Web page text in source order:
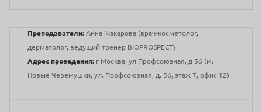
Преподаватели: Анна Макарова (врач-косметолог,
дерматолог, ведущий тренер BIOPROSPECT)
Адрес проведения: г Москва, ул Профсоюзная, д 56 (м.
Новые Черемушки, ул. Профсоюзная, д. 56, этаж 7, офис 12)